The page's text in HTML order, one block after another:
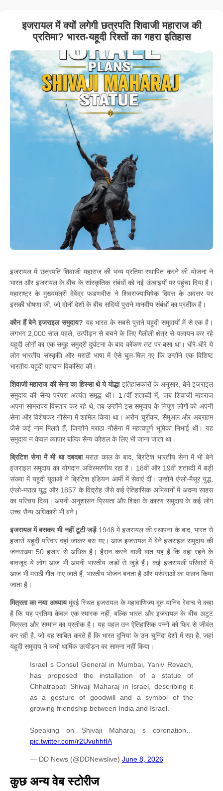
इजरायल में क्यों लगेगी छत्रपति शिवाजी महाराज की
प्रतिमा? भारत-यहूदी रिश्तों का गहरा इतिहास
इजरायल में छत्रपति शिवाजी महाराज की भव्य प्रतिमा स्थापित करने की योजना ने
भारत और इजरायल के बीच के सांस्कृतिक संबंधों को नई ऊंचाइयों पर पहुंचा दिया है।
महाराष्ट्र के मुख्यमंत्री देवेंद्र फडणवीस ने शिवराज्याभिषेक दिवस के अवसर पर
इसकी घोषणा की, जो दोनों देशों के बीच सदियों पुराने मानवीय संबंधों का प्रतीक है।
कौन हैं बेने इजराइल समुदाय? यह भारत के सबसे पुराने यहूदी समुदायों में से एक है।
लगभग 2,000 साल पहले, उत्पीड़न से बचने के लिए गैलीली क्षेत्र से पलायन कर रहे
यहूदी लोगों का एक समूह समुद्री दुर्घटना के बाद कोंकण तट पर बसा था। धीरे-धीरे ये
लोग भारतीय संस्कृति और मराठी भाषा में ऐसे घुल-मिल गए कि उन्होंने एक विशिष्ट
भारतीय-यहूदी पहचान विकसित की।
शिवाजी महाराज की सेना का हिस्सा थे ये योद्धाइतिहासकारों के अनुसार, बेने इजराइल
समुदाय की सैन्य परंपरा अत्यंत समृद्ध थी। 17वीं शताब्दी में, जब शिवाजी महाराज
अपना साम्राज्य विस्तार कर रहे थे, तब उन्होंने इस समुदाय के निपुण लोगों को अपनी
सेना और विशेषकर नौसेना में शामिल किया था। अरोन चुर्रीकर, सैमुअल और अब्राहम
जैसे कई नाम मिलते हैं, जिन्होंने मराठा नौसेना में महत्वपूर्ण भूमिका निभाई थी। यह
समुदाय न केवल व्यापार बल्कि सैन्य कौशल के लिए भी जाना जाता था।
ब्रिटिश सेना में भी था दबदबामराठा काल के बाद, ब्रिटिश भारतीय सेना में भी बेने
इजराइल समुदाय का योगदान अविस्मरणीय रहा है। 18वीं और 19वीं शताब्दी में बड़ी
संख्या में यहूदी युवाओं ने ब्रिटिश इंडियन आर्मी में सेवाएं दीं। उन्होंने एंग्लो-मैसूर युद्ध,
एंग्लो-मराठा युद्ध और 1857 के विद्रोह जैसे कई ऐतिहासिक अभियानों में अदम्य साहस
का परिचय दिया। अपनी अनुशासन प्रियता और शिक्षा के कारण समुदाय के कई लोग
उच्च सैन्य अधिकारी भी बने।
इजरायल में बसकर भी नहीं टूटी जड़ें1948 में इजरायल की स्थापना के बाद, भारत से
हजारों यहूदी परिवार वहां जाकर बस गए। आज इजरायल में बेने इजराइल समुदाय की
जनसंख्या 50 हजार से अधिक है। हैरान करने वाली बात यह है कि वहां रहने के
बावजूद ये लोग आज भी अपनी भारतीय जड़ों से जुड़े हैं। कई इजरायली परिवारों में
आज भी मराठी गीत गाए जाते हैं, भारतीय भोजन बनता है और परंपराओं का पालन किया
जाता है।
मित्रता का नया अध्यायमुंबई स्थित इजरायल के महावाणिज्य दूत यानिव रेवाच ने कहा
है कि यह प्रतिमा केवल एक स्मारक नहीं, बल्कि भारत और इजरायल के बीच अटूट
मित्रता और सम्मान का प्रतीक है। यह पहल उन ऐतिहासिक पन्नों को फिर से जीवंत
कर रही है, जो यह साबित करते हैं कि भारत दुनिया के उन चुनिंदा देशों में रहा है, जहां
यहूदी समुदाय ने कभी धार्मिक उत्पीड़न का सामना नहीं किया।
Israel s Consul General in Mumbai, Yaniv Revach,
has proposed the installation of a statue of
Chhatrapati Shivaji Maharaj in Israel, describing it
as a gesture of goodwill and a symbol of the
growing friendship between India and Israel.
Speaking on Shivaji Maharaj s coronation…
pic.twitter.com/r2UvuhhfIA
— DD News (@DDNewslive) June 8, 2026
कुछ अन्य वेब स्टोरीज